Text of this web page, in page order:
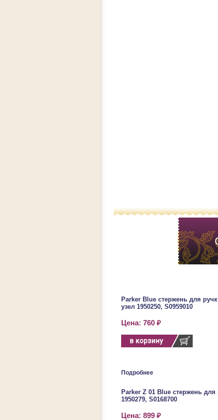
Parker Blue стержень для
узел 1950250, S0959010
Цена: 760 ₽
Подробнее
Parker Z 01 Blue стержень
1950279, S0168700
Цена: 899 ₽